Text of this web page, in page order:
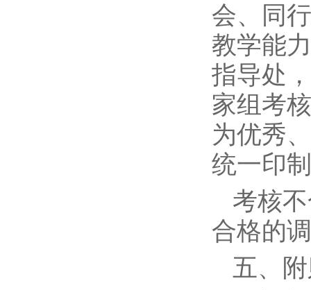
会、同
教学能
指导处
家组考
为优秀
统一印
考核
合格的
五、